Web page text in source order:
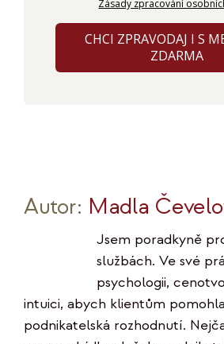
Zásady zpracování
CHCI ZPRAVODAJ I S
ZDARMA
Autor: Madla
Jsem poradkyně
službách. Ve své
psychologii,
intuici, abych klientům
podnikatelská rozhodnutí.